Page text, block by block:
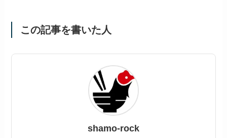
この記事を書いた人
shamo-rock